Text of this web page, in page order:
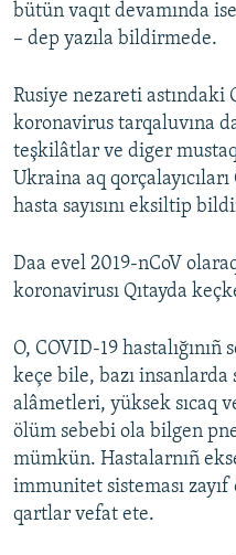
bütün vaqıt devamında
– dep yazıla bildirmede.
Rusiye nezareti astındaki
koronavirus tarqaluvına
teşkilâtlar ve diger
Ukraina aq
hasta sayısını eksiltip
Daa evel 2019-nCoV
koronavirusı Qıtayda
O, COVID-19
keçe bile, bazı
alâmetleri, yüksek sıcaq
ölüm sebebi ola bilgen
mümkün. Hastalarnıñ
immunitet sisteması
qartlar vefat ete.